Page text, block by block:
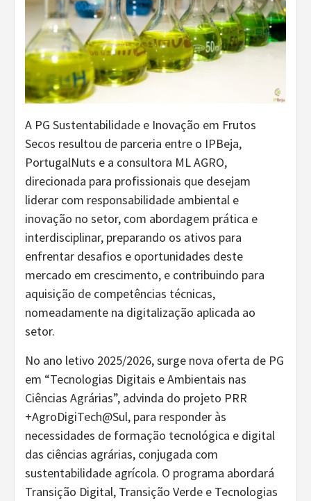
A PG Sustentabilidade e Inovação em Frutos
Secos resultou de parceria entre o IPBeja,
PortugalNuts e a consultora ML AGRO,
direcionada para profissionais que desejam
liderar com responsabilidade ambiental e
inovação no setor, com abordagem prática e
interdisciplinar, preparando os ativos para
enfrentar desafios e oportunidades deste
mercado em crescimento, e contribuindo para
aquisição de competências técnicas,
nomeadamente na digitalização aplicada ao
setor.
No ano letivo 2025/2026, surge nova oferta de PG
em “Tecnologias Digitais e Ambientais nas
Ciências Agrárias”, advinda do projeto PRR
+AgroDigiTech@Sul, para responder às
necessidades de formação tecnológica e digital
das ciências agrárias, conjugada com
sustentabilidade agrícola. O programa abordará
Transição Digital, Transição Verde e Tecnologias